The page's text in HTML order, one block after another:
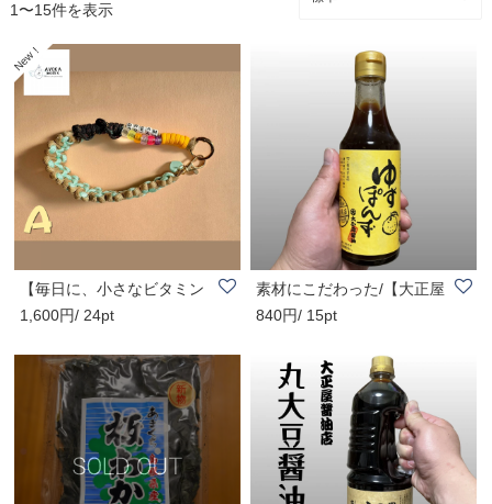
1〜15件を表示
【毎日に、小さなビタミン
カラーを】ハー..
1,600円/ 24pt
素材にこだわった/【大正屋
醤油店】ゆず..
840円/ 15pt